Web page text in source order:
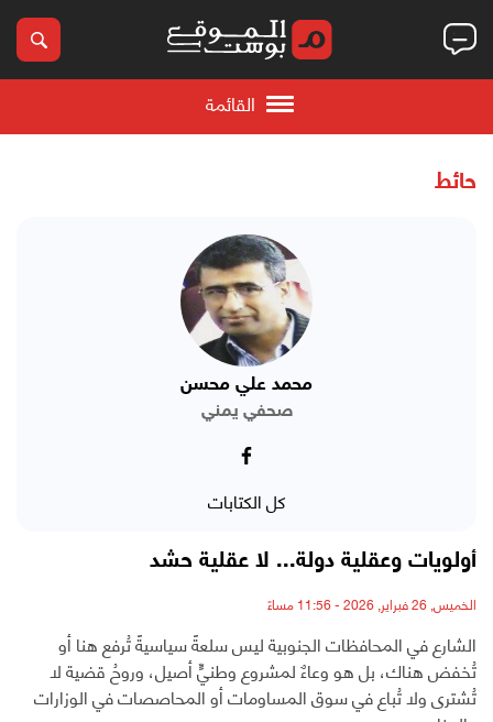
القائمة
حائط
محمد علي محسن
صحفي يمني
كل الكتابات
أولويات وعقلية دولة... لا عقلية حشد
الخميس, 26 فبراير, 2026 - 11:56 مساءً
الشارع في المحافظات الجنوبية ليس سلعةً سياسيةً تُرفع هنا أو
تُخفض هناك، بل هو وعاءٌ لمشروع وطنيٍّ أصيل، وروحُ قضية لا
تُشترى ولا تُباع في سوق المساومات أو المحاصصات في الوزارات